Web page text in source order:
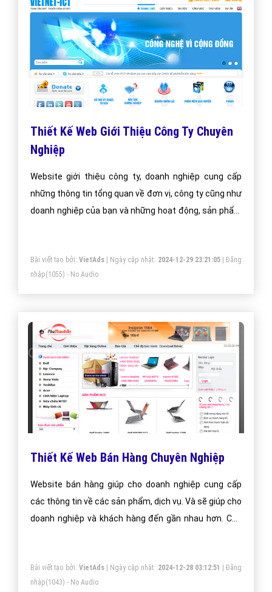
Thiết Kế Web Giới Thiệu Công Ty Chuyên
Nghiệp
Website giới thiệu công ty, doanh nghiệp cung cấp
những thông tin tổng quan về đơn vị, công ty cũng như
doanh nghiệp của bạn và những hoạt động, sản phẩm
Bài viết tạo bởi: VietAds| Ngày cập nhật: 2024-12-29 23:21:05|Đăng
nhập(1055) - No Audio
Thiết Kế Web Bán Hàng Chuyên Nghiệp
Website bán hàng giúp cho doanh nghiệp cung cấp
các thông tin về các sản phẩm, dịch vụ. Và sẽ giúp cho
doanh nghiệp và khách hàng đến gần nhau hơn. Các
Bài viết tạo bởi: VietAds| Ngày cập nhật: 2024-12-28 03:12:51 |Đăng
nhập(1043) - No Audio